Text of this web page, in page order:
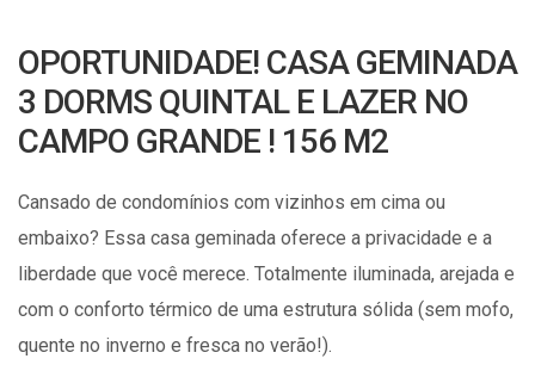
OPORTUNIDADE! CASA GEMINADA
3 DORMS QUINTAL E LAZER NO
CAMPO GRANDE ! 156 M2
Cansado de condomínios com vizinhos em cima ou
embaixo? Essa casa geminada oferece a privacidade e a
liberdade que você merece. Totalmente iluminada, arejada e
com o conforto térmico de uma estrutura sólida (sem mofo,
quente no inverno e fresca no verão!).